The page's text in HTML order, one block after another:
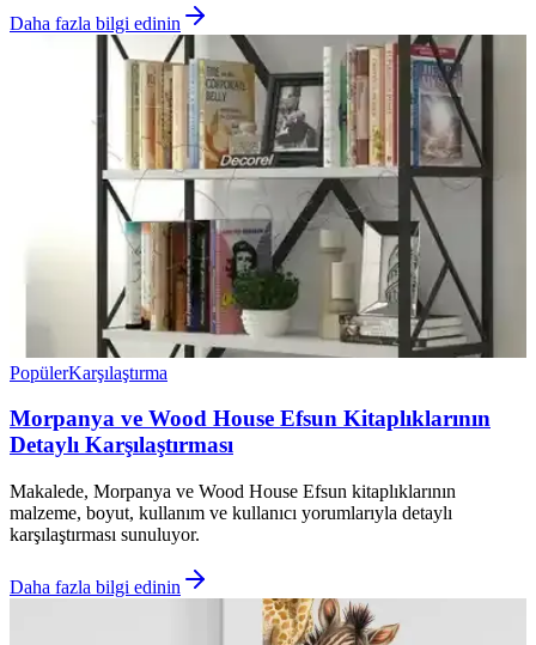
Daha fazla bilgi edinin
PopülerKarşılaştırma
Morpanya ve Wood House Efsun Kitaplıklarının
Detaylı Karşılaştırması
Makalede, Morpanya ve Wood House Efsun kitaplıklarının
malzeme, boyut, kullanım ve kullanıcı yorumlarıyla detaylı
karşılaştırması sunuluyor.
Daha fazla bilgi edinin